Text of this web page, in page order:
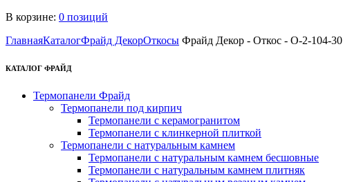
В корзине: 0 позиций
ГлавнаяКаталогФрайд ДекорОткосы Фрайд Декор - Откос - О-2-104-30
КАТАЛОГ ФРАЙД
Термопанели Фрайд
Термопанели под кирпич
Термопанели с керамогранитом
Термопанели с клинкерной плиткой
Термопанели с натуральным камнем
Термопанели с натуральным камнем бесшовные
Термопанели с натуральным камнем плитняк